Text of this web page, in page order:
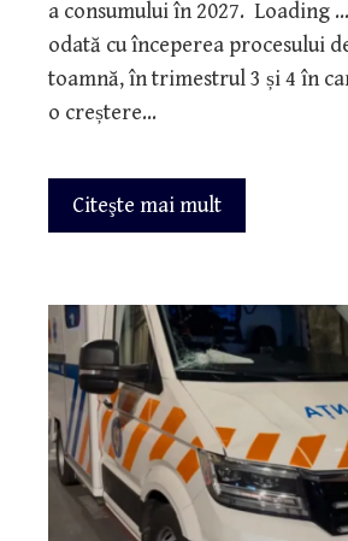
a consumului în 2027. Loading
odată cu începerea procesului
toamnă, în trimestrul 3 și 4 în
o creștere…
Citeşte mai mult